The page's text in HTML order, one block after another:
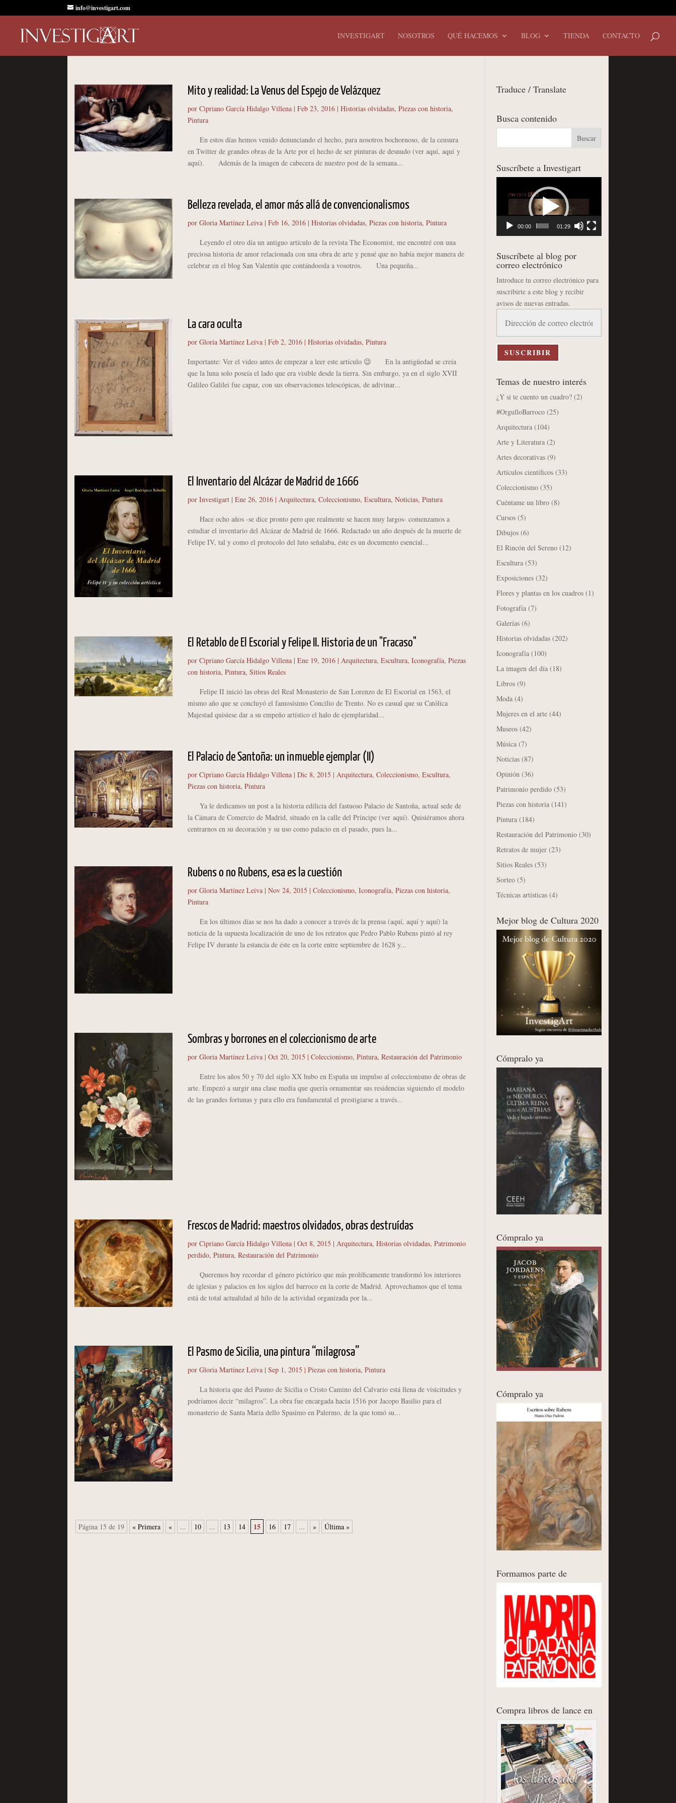
info@investigart.com
INVESTIGART NOSOTROS QUÉ HACEMOS BLOG TIENDA CONTACTO
Mito y realidad: La Venus del Espejo de Velázquez
por Cipriano García Hidalgo Villena| Feb 23, 2016| Historias olvidadas, Piezas con historia,
Pintura
En estos días hemos venido denunciando el hecho, para nosotros bochornoso, de la censura
en Twitter de grandes obras de la Arte por el hecho de ser pinturas de desnudo (ver aquí, aquí y
aquí). Además de la imagen de cabecera de nuestro post de la semana...
Belleza revelada, el amor más allá de convencionalismos
por Gloria Martínez Leiva| Feb 16, 2016| Historias olvidadas, Piezas con historia, Pintura
Leyendo el otro día un antiguo artículo de la revista The Economist, me encontré con una
preciosa historia de amor relacionada con una obra de arte y pensé que no había mejor manera de
celebrar en el blog San Valentín que contándoosla a vosotros. Una pequeña...
La cara oculta
por Gloria Martínez Leiva| Feb 2, 2016| Historias olvidadas, Pintura
Importante: Ver el video antes de empezar a leer este artículo 😉 En la antigüedad se creía
que la luna solo poseía el lado que era visible desde la tierra. Sin embargo, ya en el siglo XVII
Galileo Galilei fue capaz, con sus observaciones telescópicas, de adivinar...
El Inventario del Alcázar de Madrid de 1666
por Investigart| Ene 26, 2016| Arquitectura, Coleccionismo, Escultura, Noticias, Pintura
Hace ocho años -se dice pronto pero que realmente se hacen muy largos- comenzamos a
estudiar el inventario del Alcázar de Madrid de 1666. Redactado un año después de la muerte de
Felipe IV, tal y como el protocolo del luto señalaba, éste es un documento esencial...
El Retablo de El Escorial y Felipe II. Historia de un "Fracaso"
por Cipriano García Hidalgo Villena| Ene 19, 2016| Arquitectura, Escultura, Iconografía, Piezas
con historia, Pintura, Sitios Reales
Felipe II inició las obras del Real Monasterio de San Lorenzo de El Escorial en 1563, el
mismo año que se concluyó el famosísimo Concilio de Trento. No es casual que su Católica
Majestad quisiese dar a su empeño artístico el halo de ejemplaridad...
El Palacio de Santoña: un inmueble ejemplar (II)
por Cipriano García Hidalgo Villena| Dic 8, 2015 | Arquitectura, Coleccionismo, Escultura,
Piezas con historia, Pintura
Ya le dedicamos un post a la historia edilicia del fastuoso Palacio de Santoña, actual sede de
la Cámara de Comercio de Madrid, situado en la calle del Príncipe (ver aquí). Quisiéramos ahora
centrarnos en su decoración y su uso como palacio en el pasado, pues la...
Rubens o no Rubens, esa es la cuestión
por Gloria Martínez Leiva| Nov 24, 2015 | Coleccionismo, Iconografía, Piezas con historia,
Pintura
En los últimos días se nos ha dado a conocer a través de la prensa (aquí, aquí y aquí) la
noticia de la supuesta localización de uno de los retratos que Pedro Pablo Rubens pintó al rey
Felipe IV durante la estancia de éste en la corte entre septiembre de 1628 y...
Sombras y borrones en el coleccionismo de arte
por Gloria Martínez Leiva| Oct 20, 2015 | Coleccionismo, Pintura, Restauración del Patrimonio
Entre los años 50 y 70 del siglo XX hubo en España un impulso al coleccionismo de obras de
arte. Empezó a surgir una clase media que quería ornamentar sus residencias siguiendo el modelo
de las grandes fortunas y para ello era fundamental el prestigiarse a través...
Frescos de Madrid: maestros olvidados, obras destruídas
por Cipriano García Hidalgo Villena| Oct 8, 2015 | Arquitectura, Historias olvidadas, Patrimonio
perdido, Pintura, Restauración del Patrimonio
Queremos hoy recordar el género pictórico que más prolíficamente transformó los interiores
de iglesias y palacios en los siglos del barroco en la corte de Madrid. Aprovechamos que el tema
está de total actualidad al hilo de la actividad organizada por la...
El Pasmo de Sicilia, una pintura “milagrosa”
por Gloria Martínez Leiva| Sep 1, 2015 | Piezas con historia, Pintura
La historia que del Pasmo de Sicilia o Cristo Camino del Calvario está llena de visicitudes y
podríamos decir “milagros”. La obra fue encargada hacia 1516 por Jacopo Basilio para el
monasterio de Santa Maria dello Spasimo en Palermo, de la que tomó su...
Página 15 de 19 « Primera « ... 10 ... 13 14 15 16 17 ... » Última »
Traduce / Translate
Busca contenido
Suscríbete a Investigart
00:00 01:29
Suscríbete al blog por
correo electrónico
Introduce tu correo electrónico para
suscribirte a este blog y recibir
avisos de nuevas entradas.
correo
electrónico
SUSCRIBIR
Temas de nuestro interés
¿Y si te cuento un cuadro? (2)
#OrgulloBarroco (25)
Arquitectura (104)
Arte y Literatura (2)
Artes decorativas (9)
Artículos científicos (33)
Coleccionismo (35)
Cuéntame un libro (8)
Cursos (5)
Dibujos (6)
El Rincón del Sereno (12)
Escultura (53)
Exposiciones (32)
Flores y plantas en los cuadros (1)
Fotografía (7)
Galerías (6)
Historias olvidadas (202)
Iconografía (100)
La imagen del día (18)
Libros (9)
Moda (4)
Mujeres en el arte (44)
Museos (42)
Música (7)
Noticias (87)
Opinión (36)
Patrimonio perdido (53)
Piezas con historia (141)
Pintura (184)
Restauración del Patrimonio (30)
Retratos de mujer (23)
Sitios Reales (53)
Sorteo (5)
Técnicas artísticas (4)
Mejor blog de Cultura 2020
Cómpralo ya
Cómpralo ya
Cómpralo ya
Formamos parte de
Compra libros de lance en